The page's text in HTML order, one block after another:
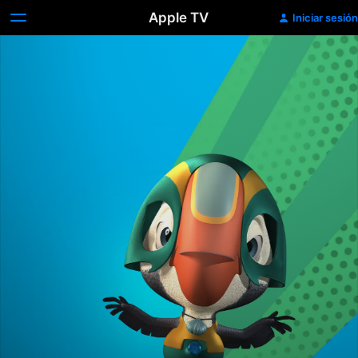
Apple TV Iniciar sesión